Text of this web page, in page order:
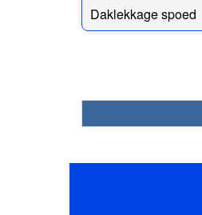
Daklekkage spoed